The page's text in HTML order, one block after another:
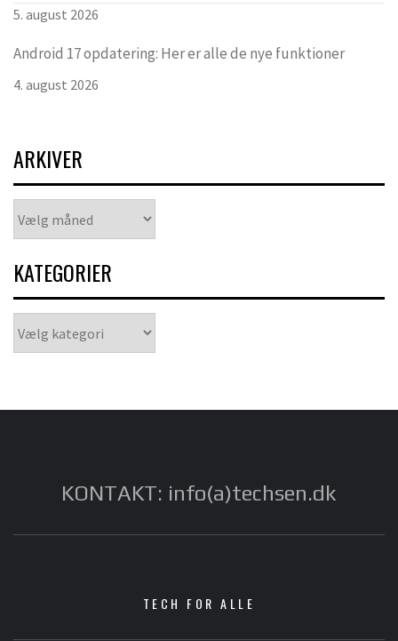
5. august 2026
Android 17 opdatering: Her er alle de nye funktioner
4. august 2026
ARKIVER
KATEGORIER
KONTAKT: info(a)techsen.dk
TECH FOR ALLE